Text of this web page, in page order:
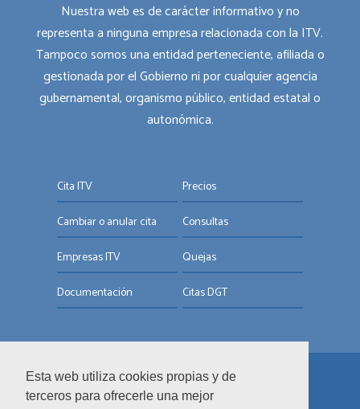
Esta web utiliza cookies propias y de
terceros para ofrecerle una mejor
Nuestra web es de carácter informativo y no
representa a ninguna empresa relacionada con la ITV.
Tampoco somos una entidad perteneciente, afiliada o
gestionada por el Gobierno ni por cualquier agencia
gubernamental, organismo público, entidad estatal o
autonómica.
Cita ITV
Cambiar o anular cita
Empresas ITV
Documentación
Precios
Consultas
Quejas
Citas DGT
© ITV.com.es